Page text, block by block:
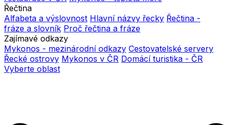
Řečtina
Alfabeta a výslovnost Hlavní názvy řecky Řečtina -
fráze a slovník Proč řečtina a fráze
Zajímavé odkazy
Mykonos - mezinárodní odkazy Cestovatelské servery
Řecké ostrovy Mykonos v ČR Domácí turistika - ČR
Vyberte oblast